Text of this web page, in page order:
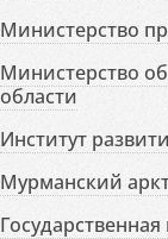
Министерство
Министерство
области
Институт
Мурманский